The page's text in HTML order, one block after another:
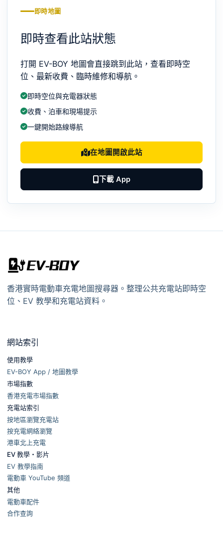
即時地圖
即時查看此站狀態
打開 EV-BOY 地圖會直接跳到此站，查看即時空
位、最新收費、臨時維修和導航。
即時空位與充電器狀態
收費、泊車和現場提示
一鍵開始路線導航
在地圖開啟此站
下載 App
香港實時電動車充電地圖搜尋器。整理公共充電站即時空
位、EV 教學和充電站資料。
網站索引
使用教學
EV-BOY App / 地圖教學
市場指數
香港充電市場指數
充電站索引
按地區瀏覽充電站
按充電網絡瀏覽
港車北上充電
EV 教學・影片
EV 教學指南
電動車 YouTube 頻道
其他
電動車配件
合作查詢